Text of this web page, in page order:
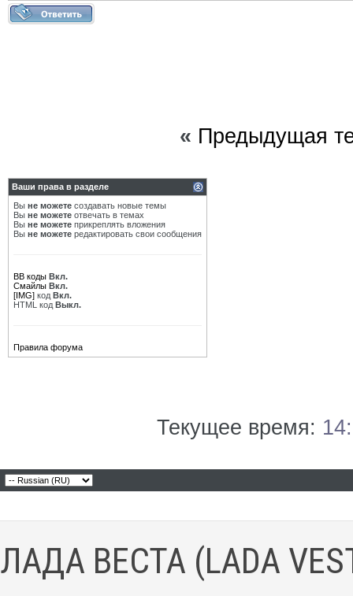
« Предыдущая
Ваши права в разделе
Вы не можете создавать новые темы
Вы не можете отвечать в темах
Вы не можете прикреплять вложения
Вы не можете редактировать свои сообщения
BB коды Вкл.
Смайлы Вкл.
[IMG] код Вкл.
HTML код Выкл.
Правила форума
Текущее время:
ЛАДА ВЕСТА (LADA